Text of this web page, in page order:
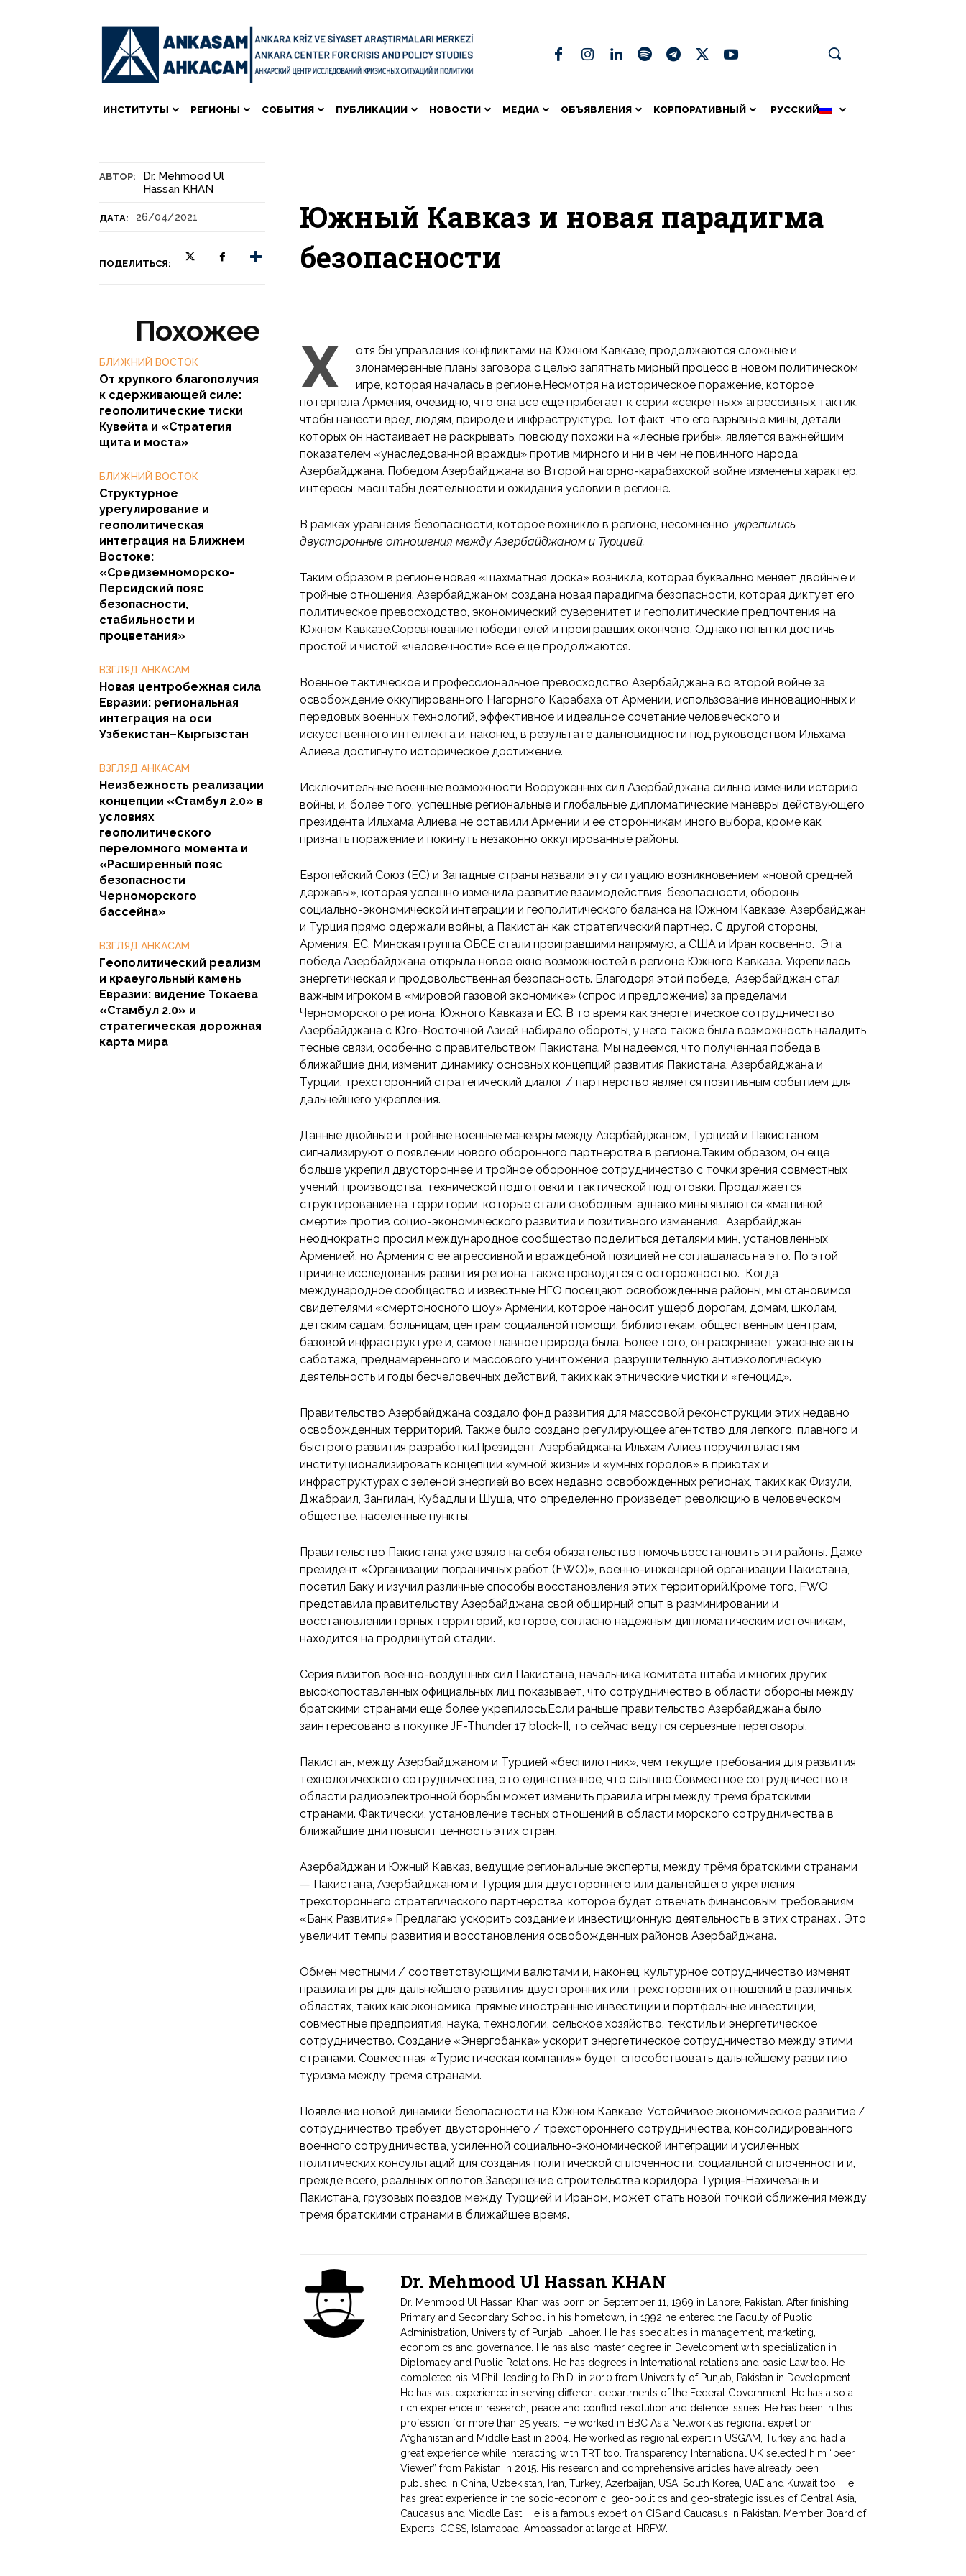
ИНСТИТУТЫ РЕГИОНЫ СОБЫТИЯ ПУБЛИКАЦИИ НОВОСТИ МЕДИА ОБЪЯВЛЕНИЯ КОРПОРАТИВНЫЙ РУССКИЙ
АВТОР:
Dr. Mehmood Ul
Hassan KHAN
ДАТА: 26/04/2021
ПОДЕЛИТЬСЯ:
Южный Кавказ и новая парадигма
безопасности
Похожее
БЛИЖНИЙ ВОСТОК
От хрупкого благополучия
к сдерживающей силе:
геополитические тиски
Кувейта и «Стратегия
щита и моста»
БЛИЖНИЙ ВОСТОК
Структурное
урегулирование и
геополитическая
интеграция на Ближнем
Востоке:
«Средиземноморско-
Персидский пояс
безопасности,
стабильности и
процветания»
ВЗГЛЯД АНКАСАМ
Новая центробежная сила
Евразии: региональная
интеграция на оси
Узбекистан–Кыргызстан
ВЗГЛЯД АНКАСАМ
Неизбежность реализации
концепции «Стамбул 2.0» в
условиях
геополитического
переломного момента и
«Расширенный пояс
безопасности
Черноморского
бассейна»
ВЗГЛЯД АНКАСАМ
Геополитический реализм
и краеугольный камень
Евразии: видение Токаева
«Стамбул 2.0» и
стратегическая дорожная
карта мира
Х
отя бы управления конфликтами на Южном Кавказе, продолжаются сложные и
злонамеренные планы заговора с целью запятнать мирный процесс в новом политическом
игре, которая началась в регионе.Несмотря на историческое поражение, которое
потерпела Армения, очевидно, что она все еще прибегает к серии «секретных» агрессивных тактик,
чтобы нанести вред людям, природе и инфраструктуре. Тот факт, что его взрывные мины, детали
которых он настаивает не раскрывать, повсюду похожи на «лесные грибы», является важнейшим
показателем «унаследованной вражды» против мирного и ни в чем не повинного народа
Азербайджана. Победом Азербайджана во Второй нагорно-карабахской войне изменены характер,
интересы, масштабы деятельности и ожидания условии в регионе.
В рамках уравнения безопасности, которое вохникло в регионе, несомненно, укрепились
двусторонные отношения между Азербайджаном и Турцией.
Таким образом в регионе новая «шахматная доска» возникла, которая буквально меняет двойные и
тройные отношения. Азербайджаном создана новая парадигма безопасности, которая диктует его
политическое превосходство, экономический суверенитет и геополитические предпочтения на
Южном Кавказе.Соревнование победителей и проигравших окончено. Однако попытки достичь
простой и чистой «человечности» все еще продолжаются.
Военное тактическое и профессиональное превосходство Азербайджана во второй войне за
освобождение оккупированного Нагорного Карабаха от Армении, использование инновационных и
передовых военных технологий, эффективное и идеальное сочетание человеческого и
искусственного интеллекта и, наконец, в результате дальновидности под руководством Ильхама
Алиева достигнуто историческое достижение.
Исключительные военные возможности Вооруженных сил Азербайджана сильно изменили историю
войны, и, более того, успешные региональные и глобальные дипломатические маневры действующего
президента Ильхама Алиева не оставили Армении и ее сторонникам иного выбора, кроме как
признать поражение и покинуть незаконно оккупированные районы.
Европейский Союз (ЕС) и Западные страны назвали эту ситуацию возникновением «новой средней
державы», которая успешно изменила развитие взаимодействия, безопасности, обороны,
социально-экономической интеграции и геополитического баланса на Южном Кавказе. Азербайджан
и Турция прямо одержали войны, а Пакистан как стратегический партнер. С другой стороны,
Армения, ЕС, Минская группа ОБСЕ стали проигравшими напрямую, а США и Иран косвенно. Эта
победа Азербайджана открыла новое окно возможностей в регионе Южного Кавказа. Укрепилась
энергетическая и продовольственная безопасность. Благодоря этой победе, Азербайджан стал
важным игроком в «мировой газовой экономике» (спрос и предложение) за пределами
Черноморского региона, Южного Кавказа и ЕС. В то время как энергетическое сотрудничество
Азербайджана с Юго-Восточной Азией набирало обороты, у него также была возможность наладить
тесные связи, особенно с правительством Пакистана. Мы надеемся, что полученная победа в
ближайшие дни, изменит динамику основных концепций развития Пакистана, Азербайджана и
Турции, трехсторонний стратегический диалог / партнерство является позитивным событием для
дальнейшего укрепления.
Данные двойные и тройные военные манёвры между Азербайджаном, Турцией и Пакистаном
сигнализируют о появлении нового оборонного партнерства в регионе.Таким образом, он еще
больше укрепил двустороннее и тройное оборонное сотрудничество с точки зрения совместных
учений, производства, технической подготовки и тактической подготовки. Продалжается
структирование на территории, которые стали свободным, аднако мины являются «машиной
смерти» против социо-экономического развития и позитивного изменения. Азербайджан
неоднократно просил международное сообщество поделиться деталями мин, установленных
Арменией, но Армения с ее агрессивной и враждебной позицией не соглашалась на это. По этой
причине исследования развития региона также проводятся с осторожностью. Когда
международное сообщество и известные НГО посещают освобожденные районы, мы становимся
свидетелями «смертоносного шоу» Армении, которое наносит ущерб дорогам, домам, школам,
детским садам, больницам, центрам социальной помощи, библиотекам, общественным центрам,
базовой инфраструктуре и, самое главное природа была. Более того, он раскрывает ужасные акты
саботажа, преднамеренного и массового уничтожения, разрушительную антиэкологическую
деятельность и годы бесчеловечных действий, таких как этнические чистки и «геноцид».
Правительство Азербайджана создало фонд развития для массовой реконструкции этих недавно
освобожденных территорий. Также было создано регулирующее агентство для легкого, плавного и
быстрого развития разработки.Президент Азербайджана Ильхам Алиев поручил властям
институционализировать концепции «умной жизни» и «умных городов» в приютах и ​​
инфраструктурах с зеленой энергией во всех недавно освобожденных регионах, таких как Физули,
Джабраил, Зангилан, Кубадлы и Шуша, что определенно произведет революцию в человеческом
обществе. населенные пункты.
Правительство Пакистана уже взяло на себя обязательство помочь восстановить эти районы. Даже
президент «Организации пограничных работ (FWO)», военно-инженерной организации Пакистана,
посетил Баку и изучил различные способы восстановления этих территорий.Кроме того, FWO
представила правительству Азербайджана свой обширный опыт в разминировании и
восстановлении горных территорий, которое, согласно надежным дипломатическим источникам,
находится на продвинутой стадии.
Серия визитов военно-воздушных сил Пакистана, начальника комитета штаба и многих других
высокопоставленных официальных лиц показывает, что сотрудничество в области обороны между
братскими странами еще более укрепилось.Если раньше правительство Азербайджана было
заинтересовано в покупке JF-Thunder 17 block-II, то сейчас ведутся серьезные переговоры.
Пакистан, между Азербайджаном и Турцией «беспилотник», чем текущие требования для развития
технологического сотрудничества, это единственное, что слышно.Совместное сотрудничество в
области радиоэлектронной борьбы может изменить правила игры между тремя братскими
странами. Фактически, установление тесных отношений в области морского сотрудничества в
ближайшие дни повысит ценность этих стран.
Азербайджан и Южный Кавказ, ведущие региональные эксперты, между трёмя братскими странами
— Пакистана, Азербайджаном и Турция для двустороннего или дальнейшего укрепления
трехстороннего стратегического партнерства, которое будет отвечать финансовым требованиям
«Банк Развития» Предлагаю ускорить создание и инвестиционную деятельность в этих странах . Это
увеличит темпы развития и восстановления освобожденных районов Азербайджана.
Обмен местными / соответствующими валютами и, наконец, культурное сотрудничество изменят
правила игры для дальнейшего развития двусторонних или трехсторонних отношений в различных
областях, таких как экономика, прямые иностранные инвестиции и портфельные инвестиции,
совместные предприятия, наука, технологии, сельское хозяйство, текстиль и энергетическое
сотрудничество. Создание «Энергобанка» ускорит энергетическое сотрудничество между этими
странами. Совместная «Туристическая компания» будет способствовать дальнейшему развитию
туризма между тремя странами.
Появление новой динамики безопасности на Южном Кавказе; Устойчивое экономическое развитие /
сотрудничество требует двустороннего / трехстороннего сотрудничества, консолидированного
военного сотрудничества, усиленной социально-экономической интеграции и усиленных
политических консультаций для создания политической сплоченности, социальной сплоченности и,
прежде всего, реальных оплотов.Завершение строительства коридора Турция-Нахичевань и
Пакистана, грузовых поездов между Турцией и Ираном, может стать новой точкой сближения между
тремя братскими странами в ближайшее время.
Dr. Mehmood Ul Hassan KHAN
Dr. Mehmood Ul Hassan Khan was born on September 11, 1969 in Lahore, Pakistan. After finishing
Primary and Secondary School in his hometown, in 1992 he entered the Faculty of Public
Administration, University of Punjab, Lahoer. He has specialties in management, marketing,
economics and governance. He has also master degree in Development with specialization in
Diplomacy and Public Relations. He has degrees in International relations and basic Law too. He
completed his M.Phil. leading to Ph.D. in 2010 from University of Punjab, Pakistan in Development.
He has vast experience in serving different departments of the Federal Government. He has also a
rich experience in research, peace and conflict resolution and defence issues. He has been in this
profession for more than 25 years. He worked in BBC Asia Network as regional expert on
Afghanistan and Middle East in 2004. He worked as regional expert in USGAM, Turkey and had a
great experience while interacting with TRT too. Transparency International UK selected him “peer
Viewer” from Pakistan in 2015. His research and comprehensive articles have already been
published in China, Uzbekistan, Iran, Turkey, Azerbaijan, USA, South Korea, UAE and Kuwait too. He
has great experience in the socio-economic, geo-politics and geo-strategic issues of Central Asia,
Caucasus and Middle East. He is a famous expert on CIS and Caucasus in Pakistan. Member Board of
Experts: CGSS, Islamabad. Ambassador at large at IHRFW.